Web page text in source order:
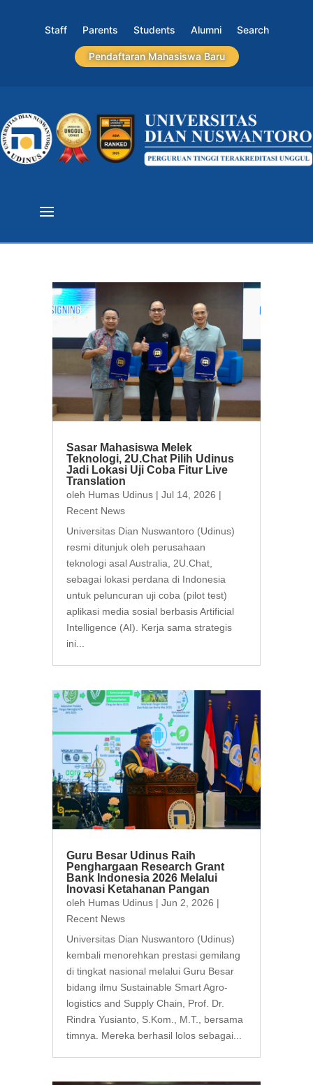
Staff Parents Students Alumni Search
Pendaftaran Mahasiswa Baru
Sasar Mahasiswa Melek
Teknologi, 2U.Chat Pilih Udinus
Jadi Lokasi Uji Coba Fitur Live
Translation
oleh Humas Udinus| Jul 14, 2026 |
Recent News
Universitas Dian Nuswantoro (Udinus)
resmi ditunjuk oleh perusahaan
teknologi asal Australia, 2U.Chat,
sebagai lokasi perdana di Indonesia
untuk peluncuran uji coba (pilot test)
aplikasi media sosial berbasis Artificial
Intelligence (AI). Kerja sama strategis
ini...
Guru Besar Udinus Raih
Penghargaan Research Grant
Bank Indonesia 2026 Melalui
Inovasi Ketahanan Pangan
oleh Humas Udinus| Jun 2, 2026 |
Recent News
Universitas Dian Nuswantoro (Udinus)
kembali menorehkan prestasi gemilang
di tingkat nasional melalui Guru Besar
bidang ilmu Sustainable Smart Agro-
logistics and Supply Chain, Prof. Dr.
Rindra Yusianto, S.Kom., M.T., bersama
timnya. Mereka berhasil lolos sebagai...